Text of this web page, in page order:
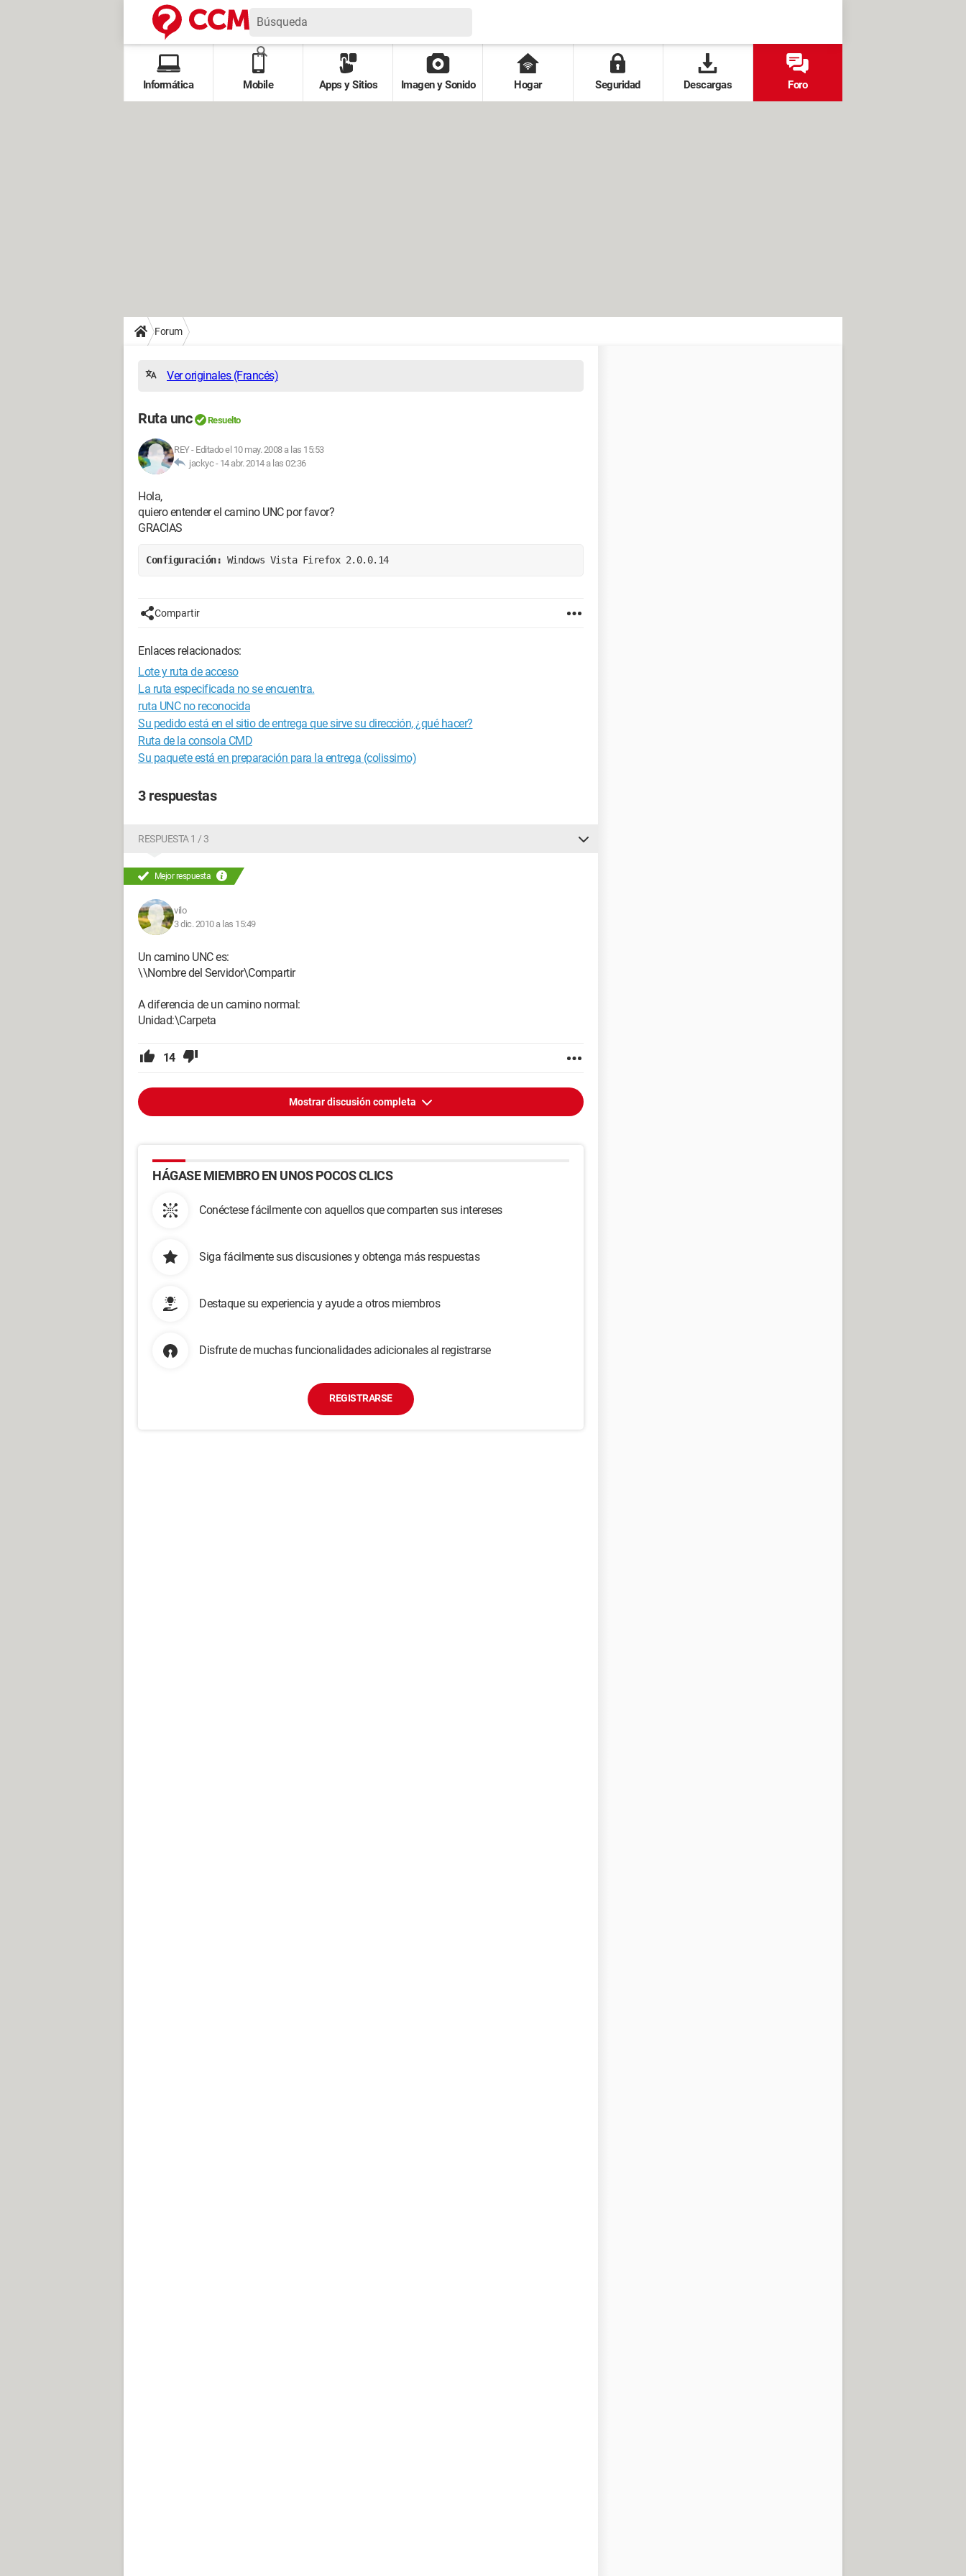
Informática Mobile Apps y Sitios Imagen y Sonido Hogar Seguridad Descargas Foro
Forum
Ver originales (Francés)
Ruta unc Resuelto
REY- Editado el 10 may. 2008 a las 15:53
jackyc - 14 abr. 2014 a las 02:36
Hola,
quiero entender el camino UNC por favor?
GRACIAS
Configuración: Windows Vista Firefox 2.0.0.14
Compartir
Enlaces relacionados:
Lote y ruta de acceso
La ruta especificada no se encuentra.
ruta UNC no reconocida
Su pedido está en el sitio de entrega que sirve su dirección, ¿qué hacer?
Ruta de la consola CMD
Su paquete está en preparación para la entrega (colissimo)
3 respuestas
RESPUESTA 1 / 3
Mejor respuesta
vilo
3 dic. 2010 a las 15:49
Un camino UNC es:
\\Nombre del Servidor\Compartir
A diferencia de un camino normal:
Unidad:\Carpeta
14
Mostrar discusión completa
HÁGASE MIEMBRO EN UNOS POCOS CLICS
Conéctese fácilmente con aquellos que comparten sus intereses
Siga fácilmente sus discusiones y obtenga más respuestas
Destaque su experiencia y ayude a otros miembros
Disfrute de muchas funcionalidades adicionales al registrarse
REGISTRARSE